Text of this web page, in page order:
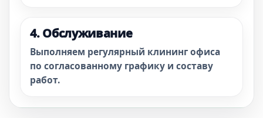
4. Обслуживание
Выполняем регулярный клининг офиса
по согласованному графику и составу
работ.